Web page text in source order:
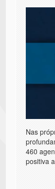
Nas
460
positiva